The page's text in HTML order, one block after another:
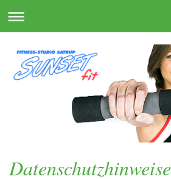
Datenschutzhinweise